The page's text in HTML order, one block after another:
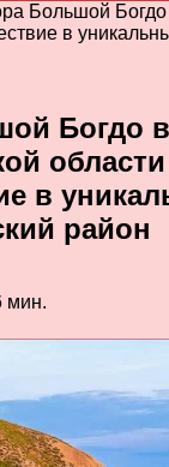
Большой Богдо
в
Богдо в
в
район
мин.